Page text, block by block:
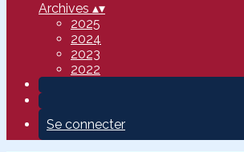
Archives ▴▾
2025
2024
2023
2022
Se connecter